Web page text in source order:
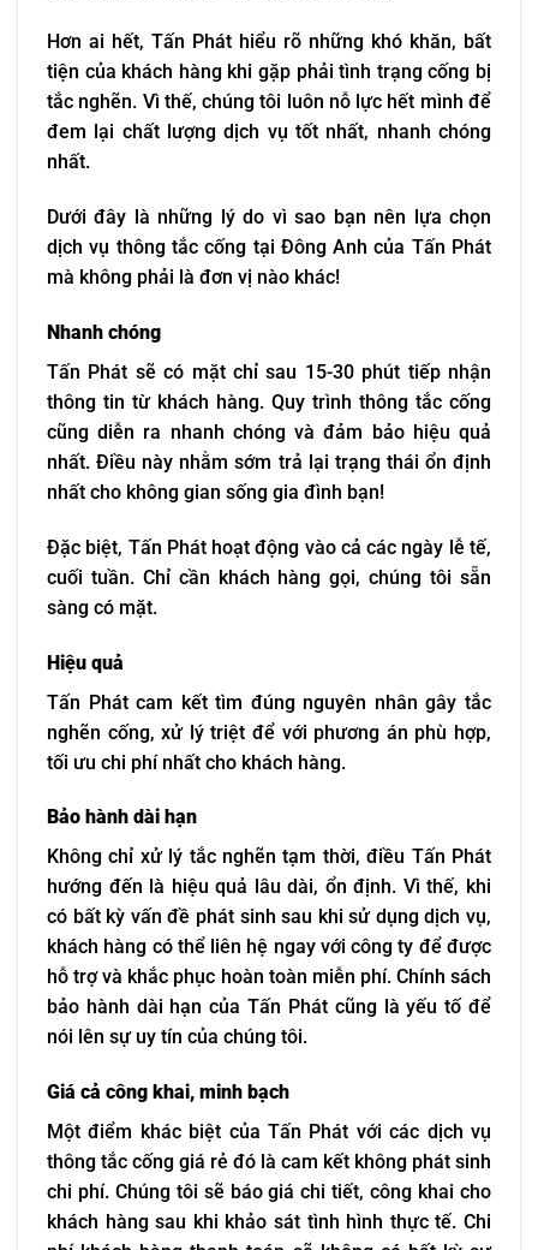
Hơn ai hết, Tấn Phát hiểu rõ những khó khăn, bất
tiện của khách hàng khi gặp phải tình trạng cống bị
tắc nghẽn. Vì thế, chúng tôi luôn nỗ lực hết mình để
đem lại chất lượng dịch vụ tốt nhất, nhanh chóng
nhất.
Dưới đây là những lý do vì sao bạn nên lựa chọn
dịch vụ thông tắc cống tại Đông Anh của Tấn Phát
mà không phải là đơn vị nào khác!
Nhanh chóng
Tấn Phát sẽ có mặt chỉ sau 15-30 phút tiếp nhận
thông tin từ khách hàng. Quy trình thông tắc cống
cũng diễn ra nhanh chóng và đảm bảo hiệu quả
nhất. Điều này nhằm sớm trả lại trạng thái ổn định
nhất cho không gian sống gia đình bạn!
Đặc biệt, Tấn Phát hoạt động vào cả các ngày lễ tế,
cuối tuần. Chỉ cần khách hàng gọi, chúng tôi sẵn
sàng có mặt.
Hiệu quả
Tấn Phát cam kết tìm đúng nguyên nhân gây tắc
nghẽn cống, xử lý triệt để với phương án phù hợp,
tối ưu chi phí nhất cho khách hàng.
Bảo hành dài hạn
Không chỉ xử lý tắc nghẽn tạm thời, điều Tấn Phát
hướng đến là hiệu quả lâu dài, ổn định. Vì thế, khi
có bất kỳ vấn đề phát sinh sau khi sử dụng dịch vụ,
khách hàng có thể liên hệ ngay với công ty để được
hỗ trợ và khắc phục hoàn toàn miễn phí. Chính sách
bảo hành dài hạn của Tấn Phát cũng là yếu tố để
nói lên sự uy tín của chúng tôi.
Giá cả công khai, minh bạch
Một điểm khác biệt của Tấn Phát với các dịch vụ
thông tắc cống giá rẻ đó là cam kết không phát sinh
chi phí. Chúng tôi sẽ báo giá chi tiết, công khai cho
khách hàng sau khi khảo sát tình hình thực tế. Chi